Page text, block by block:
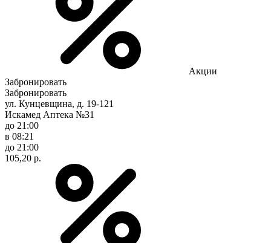
Акции
Забронировать
Забронировать
ул. Кунцевщина, д. 19-121
Искамед Аптека №31
до 21:00
в 08:21
до 21:00
105,20 р.